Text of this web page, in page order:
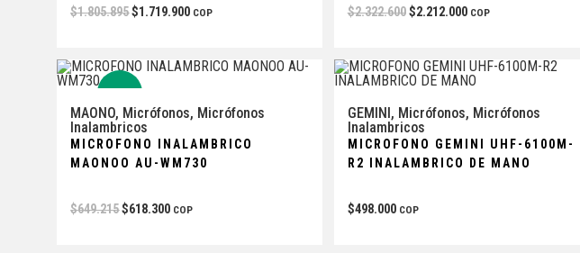
$1.805.895$1.719.900 COP $2.322.600$2.212.000 COP
MAONO, Micrófonos, Micrófonos
Inalambricos
MICROFOΝΟ INALAMBRICO
ΜΑΟΝΟO AU-WM730
$649.215$618.300 COP
GEMINI, Micrófonos, Micrófonos
Inalambricos
MICROFONO GEMINI UHF-6100M-
R2 INALAMBRICO DE MANO
$498.000 COP